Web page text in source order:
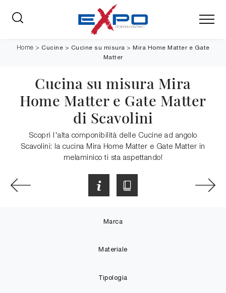
Home > Cucine > Cucine su misura > Mira Home Matter e Gate
Matter
Cucina su misura Mira
Home Matter e Gate Matter
di Scavolini
Scopri l'alta componibilità delle Cucine ad angolo
Scavolini: la cucina Mira Home Matter e Gate Matter in
melaminico ti sta aspettando!
Marca
Materiale
Tipologia